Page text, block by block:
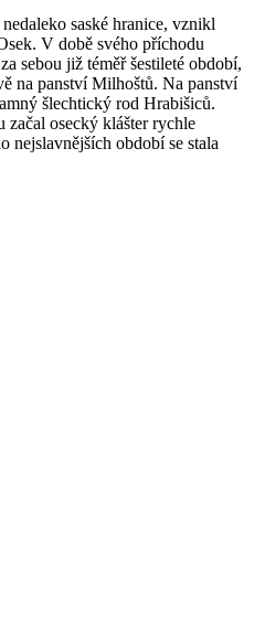
saské hranice, vznikl
V době svého příchodu
sebou již téměř šestileté období,
na panství Milhoštů. Na panství
šlechtický rod Hrabišiců.
začal osecký klášter rychle
nejslavnějších období se stala